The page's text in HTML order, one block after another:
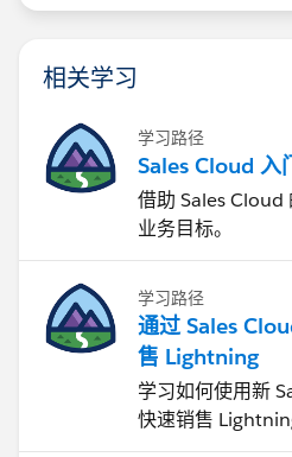
相关学习
学习路径
Sales Cloud 入
借助 Sales Cloud
业务目标。
学习路径
通过 Sales
售 Lightning
学习如何使用新
快速销售